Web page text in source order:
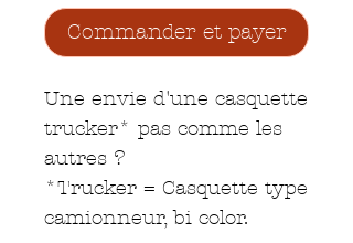
Commander et payer
Une envie d'une casquette
trucker* pas comme les
autres ?
*Trucker = Casquette type
camionneur, bi color.